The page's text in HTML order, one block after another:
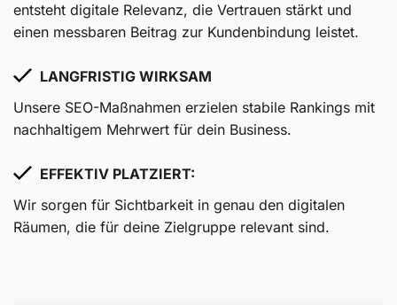
entsteht digitale Relevanz, die Vertrauen stärkt und
einen messbaren Beitrag zur Kundenbindung leistet.
LANGFRISTIG WIRKSAM
Unsere SEO-Maßnahmen erzielen stabile Rankings mit
nachhaltigem Mehrwert für dein Business.
EFFEKTIV PLATZIERT:
Wir sorgen für Sichtbarkeit in genau den digitalen
Räumen, die für deine Zielgruppe relevant sind.